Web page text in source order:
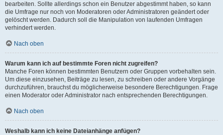
bearbeiten. Sollte allerdings schon ein Benutzer abgestimmt haben, so kann
die Umfrage nur noch von Moderatoren oder Administratoren geändert oder
gelöscht werden. Dadurch soll die Manipulation von laufenden Umfragen
verhindert werden.
Nach oben
Warum kann ich auf bestimmte Foren nicht zugreifen?
Manche Foren können bestimmten Benutzern oder Gruppen vorbehalten sein.
Um diese einzusehen, Beiträge zu lesen, zu schreiben oder andere Vorgänge
durchzuführen, brauchst du möglicherweise besondere Berechtigungen. Frage
einen Moderator oder Administrator nach entsprechenden Berechtigungen.
Nach oben
Weshalb kann ich keine Dateianhänge anfügen?